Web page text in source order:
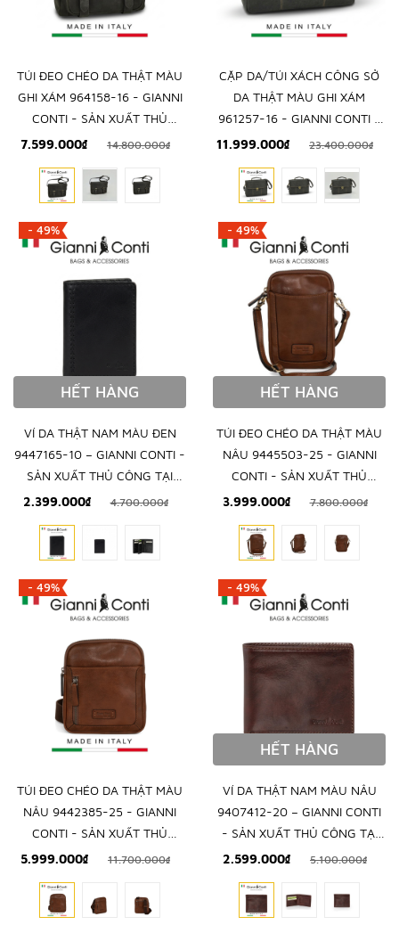
TÚI ĐEO CHÉO DA THẬT MÀU
GHI XÁM 964158-16 - GIANNI
CONTI - SẢN XUẤT THỦ
CÔNG TỪ ITALY
7.599.000₫ 14.800.000₫
CẶP DA/TÚI XÁCH CÔNG SỞ
DA THẬT MÀU GHI XÁM
961257-16 - GIANNI CONTI -
SẢN XUẤT THỦ CÔNG TẠI
11.999.000₫ 23.400.000₫
- 49%
HẾT HÀNG
VÍ DA THẬT NAM MÀU ĐEN
9447165-10 – GIANNI CONTI -
SẢN XUẤT THỦ CÔNG TẠI
ITALY
2.399.000₫ 4.700.000₫
- 49%
HẾT HÀNG
TÚI ĐEO CHÉO DA THẬT MÀU
NÂU 9445503-25 - GIANNI
CONTI - SẢN XUẤT THỦ
CÔNG TẠI ITALY
3.999.000₫ 7.800.000₫
- 49%
TÚI ĐEO CHÉO DA THẬT MÀU
NÂU 9442385-25 - GIANNI
CONTI - SẢN XUẤT THỦ
CÔNG TẠI ITALY
5.999.000₫ 11.700.000₫
- 49%
HẾT HÀNG
VÍ DA THẬT NAM MÀU NÂU
9407412-20 – GIANNI CONTI
- SẢN XUẤT THỦ CÔNG TẠI
ITALY
2.599.000₫ 5.100.000₫